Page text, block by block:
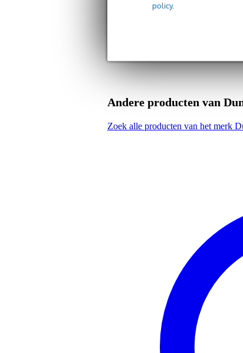
policy.
Kleur plectrum
Gewicht en afmetingen inclusief
Afmeting(incl. verpakking)
Productspecificaties
Andere producten van
Zoek alle producten van het merk